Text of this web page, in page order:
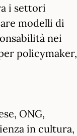
i settori
modelli di
nei
policymaker,
ONG,
in cultura,